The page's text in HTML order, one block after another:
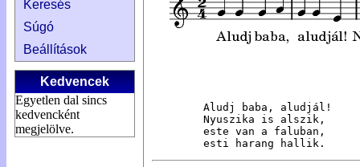
Keresés
Súgó
Beállítások
Kedvencek
Egyetlen dal sincs
kedvencként
megjelölve.
Aludj baba, aludjál!
Nyuszika is alszik,
este van a faluban,
esti harang hallik.